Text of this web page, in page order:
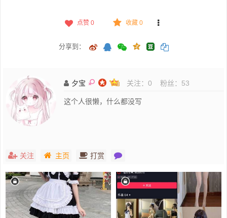
点赞 0 收藏 0
分享到：
夕宝 关注： 0 粉丝： 53
这个人很懒，什么都没写
关注 主页 打赏